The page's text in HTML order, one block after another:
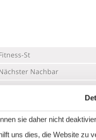
St
Nachbar
Restaurant
sie daher nicht
uns dies, die Website zu